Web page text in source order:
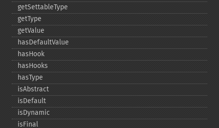
getSettableType
getType
getValue
hasDefaultValue
hasHook
hasHooks
hasType
isAbstract
isDefault
isDynamic
isFinal